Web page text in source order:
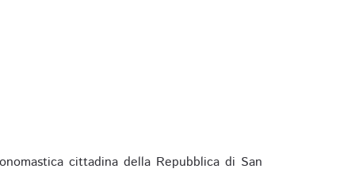
cittadina della Repubblica di San